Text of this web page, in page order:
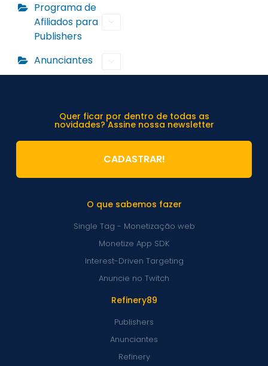
Programa de
Afiliados para
Publishers
Anunciantes
Refinery89
Publishers
Anunciantes
Refinery
O que sabemos fazer
Single Tag - Monetização web
Monetize App SDK
Interest-Driven Targeting
Anuncie no Twitch
Quer ficar por dentro de todas as
novidades? Assine nossa newsletter
CADASTRAR!